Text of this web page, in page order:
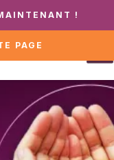
+1 888 711
!
PAGE